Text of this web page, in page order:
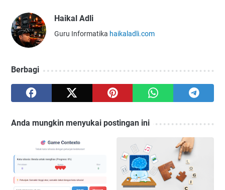
Haikal Adli
Guru Informatika haikaladli.com
Berbagi
Anda mungkin menyukai postingan ini